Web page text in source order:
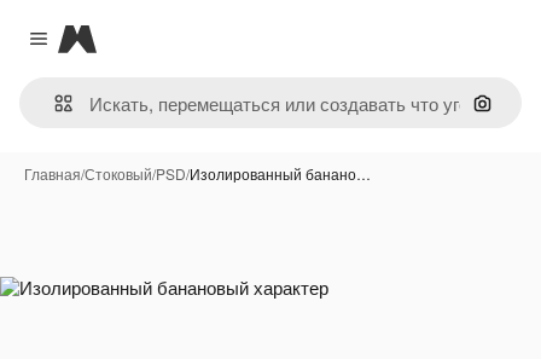
Close menu
Magnific
Поиск
Главная/Стоковый/PSD/Изолированный банано…